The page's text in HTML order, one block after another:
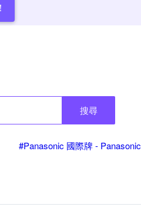
搜尋
#Panasonic 國際牌 - Panasonic